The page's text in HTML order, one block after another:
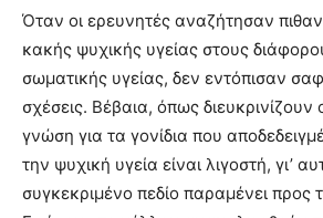
Όταν οι ερευνητές αναζήτησαν
κακής ψυχικής υγείας στους
σωματικής υγείας, δεν εντόπισαν
σχέσεις. Βέβαια, όπως διευκρινίζουν
γνώση για τα γονίδια που
την ψυχική υγεία είναι λιγοστή, γι’
συγκεκριμένο πεδίο παραμένει προς